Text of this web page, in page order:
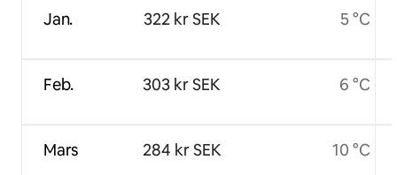
Jan.
Feb.
Mars
322 kr SEK
303 kr SEK
284 kr SEK
5 °C
6 °C
10 °C